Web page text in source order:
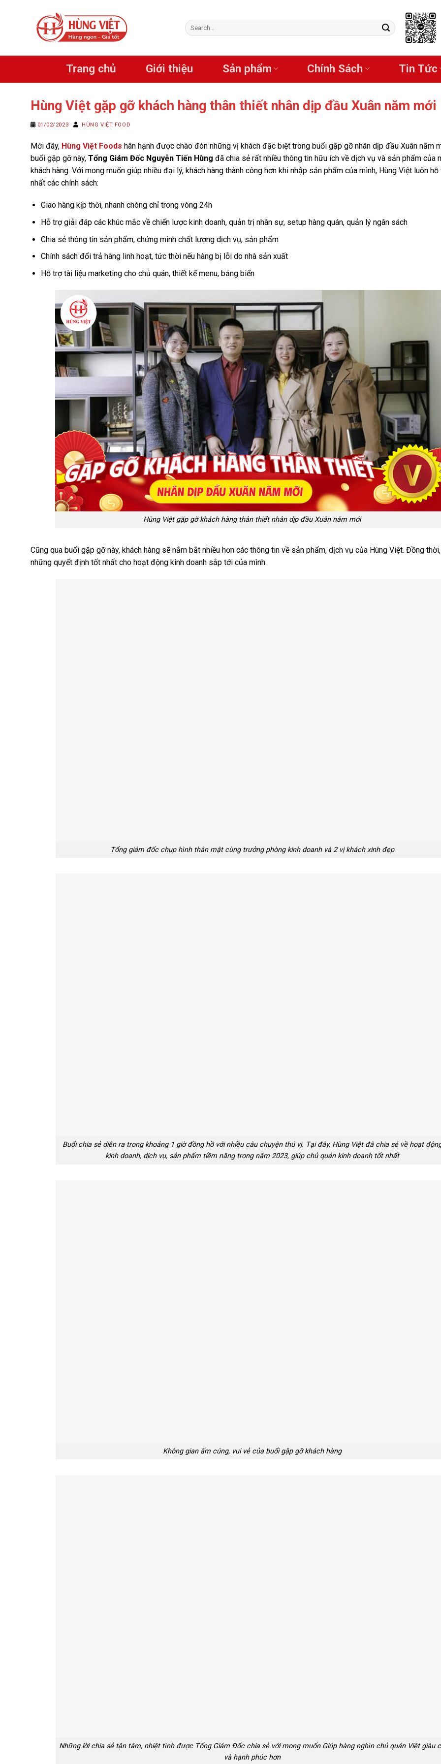
Search
for:
Trang chủ Giới thiệu Sản phẩm Chính Sách Tin Tức
Hùng Việt gặp gỡ khách hàng thân thiết nhân dịp đầu Xuân năm mới
01/02/2023 HÙNG VIỆT FOOD
Mới đây, Hùng Việt Foods hân hạnh được chào đón những vị khách đặc biệt trong buổi gặp gỡ nhân dịp đầu Xuân năm
buổi gặp gỡ này, Tổng Giám Đốc Nguyễn Tiến Hùng đã chia sẻ rất nhiều thông tin hữu ích về dịch vụ và sản phẩm của
khách hàng. Với mong muốn giúp nhiều đại lý, khách hàng thành công hơn khi nhập sản phẩm của mình, Hùng Việt luôn
nhất các chính sách:
Giao hàng kịp thời, nhanh chóng chỉ trong vòng 24h
Hỗ trợ giải đáp các khúc mắc về chiến lược kinh doanh, quản trị nhân sự, setup hàng quán, quản lý ngân sách
Chia sẻ thông tin sản phẩm, chứng minh chất lượng dịch vụ, sản phẩm
Chính sách đổi trả hàng linh hoạt, tức thời nếu hàng bị lỗi do nhà sản xuất
Hỗ trợ tài liệu marketing cho chủ quán, thiết kế menu, bảng biển
Hùng Việt gặp gỡ khách hàng thân thiết nhân dịp đầu Xuân năm mới
Cũng qua buổi gặp gỡ này, khách hàng sẽ nắm bắt nhiều hơn các thông tin về sản phẩm, dịch vụ của Hùng Việt. Đồng
những quyết định tốt nhất cho hoạt động kinh doanh sắp tới của mình.
Tổng giám đốc chụp hình thân mật cùng trưởng phòng kinh doanh và 2 vị khách xinh đẹp
Buổi chia sẻ diễn ra trong khoảng 1 giờ đồng hồ với nhiều câu chuyện thú vị. Tại đây, Hùng Việt đã chia sẻ về hoạt
kinh doanh, dịch vụ, sản phẩm tiềm năng trong năm 2023, giúp chủ quán kinh doanh tốt nhất
Không gian ấm cúng, vui vẻ của buổi gặp gỡ khách hàng
Những lời chia sẻ tận tâm, nhiệt tình được Tổng Giám Đốc chia sẻ với mong muốn Giúp hàng nghìn chủ quán Việt giàu
và hạnh phúc hơn